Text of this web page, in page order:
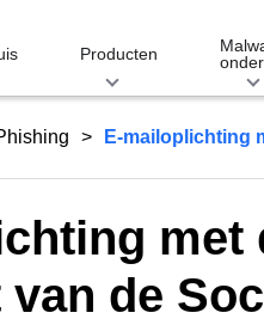
Producten
E-mailoplichting
met
van de